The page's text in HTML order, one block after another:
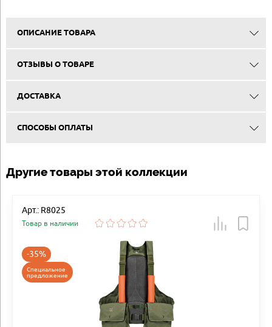
ОПИСАНИЕ ТОВАРА
ОТЗЫВЫ О ТОВАРЕ
ДОСТАВКА
СПОСОБЫ ОПЛАТЫ
Другие товары этой коллекции
Арт.: R8025
Товар в наличии
-35%
Специальное
предложение